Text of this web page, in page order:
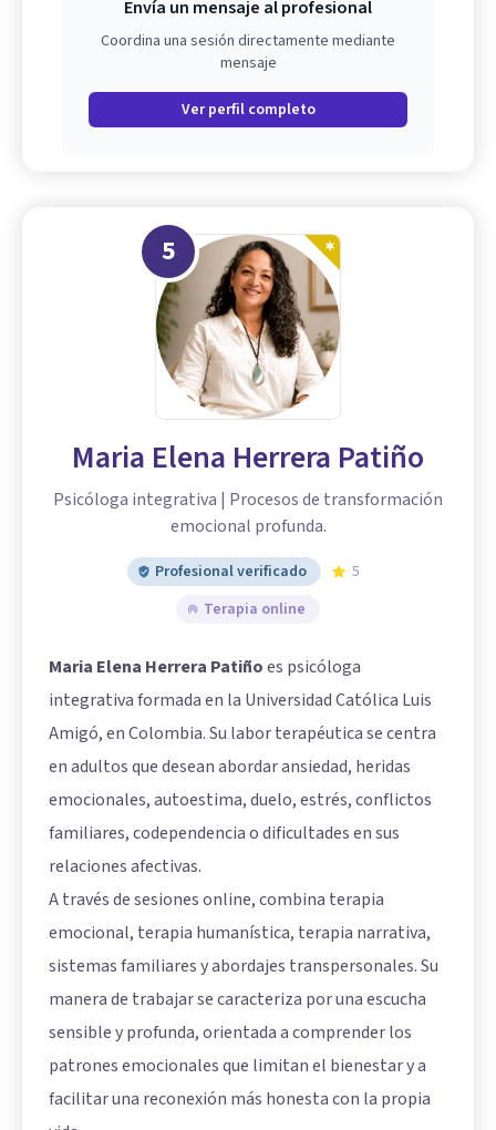
Envía un mensaje al profesional
Coordina una sesión directamente mediante
mensaje
Ver perfil completo
5
Maria Elena Herrera Patiño
Psicóloga integrativa | Procesos de transformación
emocional profunda.
Profesional verificado
5
Terapia online
Maria Elena Herrera Patiñoes psicóloga
integrativa formada en la Universidad Católica Luis
Amigó, en Colombia. Su labor terapéutica se centra
en adultos que desean abordar ansiedad, heridas
emocionales, autoestima, duelo, estrés, conflictos
familiares, codependencia o dificultades en sus
relaciones afectivas.
A través de sesiones online, combina terapia
emocional, terapia humanística, terapia narrativa,
sistemas familiares y abordajes transpersonales. Su
manera de trabajar se caracteriza por una escucha
sensible y profunda, orientada a comprender los
patrones emocionales que limitan el bienestar y a
facilitar una reconexión más honesta con la propia